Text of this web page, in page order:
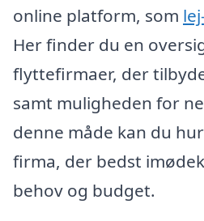
online platform, som
Her finder du en
flyttefirmaer, der
samt muligheden for
denne måde kan du
firma, der bedst
behov og budget.